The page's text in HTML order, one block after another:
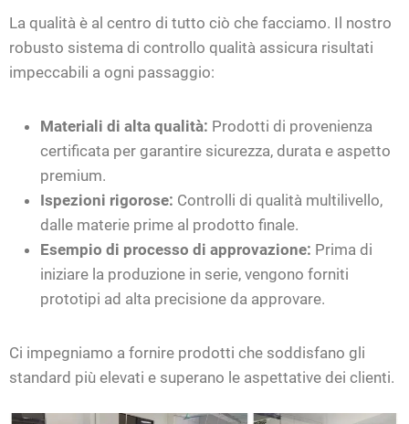
La qualità è al centro di tutto ciò che facciamo. Il nostro
robusto sistema di controllo qualità assicura risultati
impeccabili a ogni passaggio:
Materiali di alta qualità: Prodotti di provenienza
certificata per garantire sicurezza, durata e aspetto
premium.
Ispezioni rigorose: Controlli di qualità multilivello,
dalle materie prime al prodotto finale.
Esempio di processo di approvazione: Prima di
iniziare la produzione in serie, vengono forniti
prototipi ad alta precisione da approvare.
Ci impegniamo a fornire prodotti che soddisfano gli
standard più elevati e superano le aspettative dei clienti.